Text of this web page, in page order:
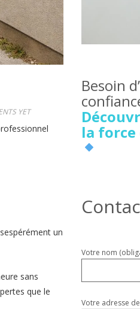
YET
un
sans
que le
Besoin
la force
Veuillez
vide.
Votre nom
Votre adresse